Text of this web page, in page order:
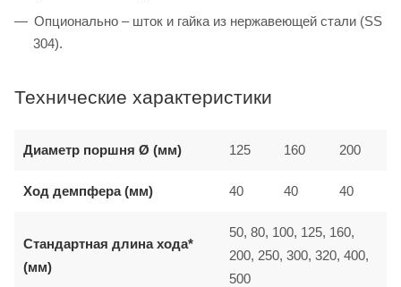
Опционально – шток и гайка из нержавеющей стали (SS
304).
Технические характеристики
Диаметр поршня Ø (мм) 125 160 200
Ход демпфера (мм) 40 40 40
Стандартная длина хода*
(мм)
50, 80, 100, 125, 160,
200, 250, 300, 320, 400,
500